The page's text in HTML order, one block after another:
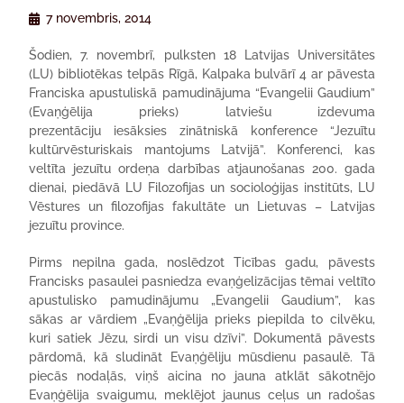
7 novembris, 2014
Šodien, 7. novembrī, pulksten 18 Latvijas Universitātes
(LU) bibliotēkas telpās Rīgā, Kalpaka bulvārī 4 ar pāvesta
Franciska apustuliskā pamudinājuma “Evangelii Gaudium”
(Evaņģēlija prieks) latviešu izdevuma
prezentāciju iesāksies zinātniskā konference “Jezuītu
kultūrvēsturiskais mantojums Latvijā”. Konferenci, kas
veltīta jezuītu ordeņa darbības atjaunošanas 200. gada
dienai, piedāvā LU Filozofijas un socioloģijas institūts, LU
Vēstures un filozofijas fakultāte un Lietuvas – Latvijas
jezuītu province.
Pirms nepilna gada, noslēdzot Ticības gadu, pāvests
Francisks pasaulei pasniedza evaņģelizācijas tēmai veltīto
apustulisko pamudinājumu „Evangelii Gaudium”, kas
sākas ar vārdiem „Evaņģēlija prieks piepilda to cilvēku,
kuri satiek Jēzu, sirdi un visu dzīvi”. Dokumentā pāvests
pārdomā, kā sludināt Evaņģēliju mūsdienu pasaulē. Tā
piecās nodaļās, viņš aicina no jauna atklāt sākotnējo
Evaņģēlija svaigumu, meklējot jaunus ceļus un radošas